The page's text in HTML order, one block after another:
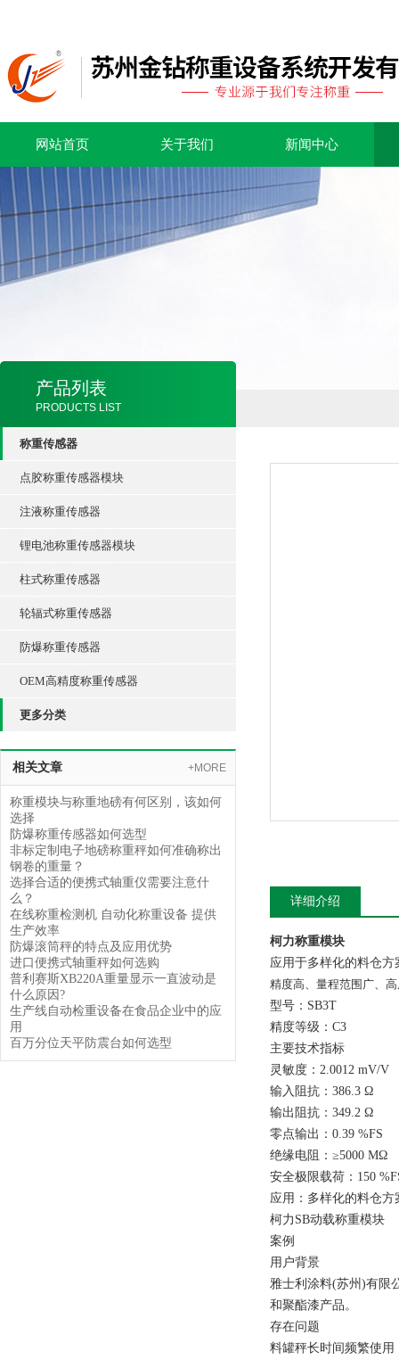
网站首页 关于我们 新闻中心
产品列表
PRODUCTS LIST
称重传感器
点胶称重传感器模块
注液称重传感器
锂电池称重传感器模块
柱式称重传感器
轮辐式称重传感器
防爆称重传感器
OEM高精度称重传感器
更多分类
相关文章 +MORE
称重模块与称重地磅有何区别，该如何
选择
防爆称重传感器如何选型
非标定制电子地磅称重秤如何准确称出
钢卷的重量？
选择合适的便携式轴重仪需要注意什
么？
在线称重检测机 自动化称重设备 提供
生产效率
防爆滚筒秤的特点及应用优势
进口便携式轴重秤如何选购
普利赛斯XB220A重量显示一直波动是
什么原因?
生产线自动检重设备在食品企业中的应
用
百万分位天平防震台如何选型
详细介绍
柯力称重模块
应用于多样化的料仓
精度高、量程范围广、
型号：SB3T
精度等级：C3
主要技术指标
灵敏度：2.0012 mV/V
输入阻抗：386.3 Ω
输出阻抗：349.2 Ω
零点输出：0.39 %FS
绝缘电阻：≥5000 MΩ
安全极限载荷：150
应用：多样化的料仓
柯力SB动载称重模块
案例
用户背景
雅士利涂料(苏州)有限
和聚酯漆产品。
存在问题
料罐秤长时间频繁使用